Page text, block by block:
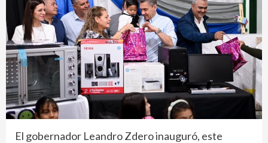
El gobernador Leandro Zdero inauguró, este